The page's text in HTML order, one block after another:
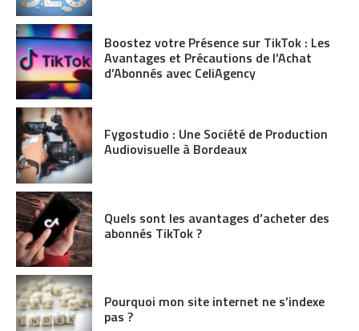
Boostez votre Présence sur TikTok : Les
Avantages et Précautions de l’Achat
d’Abonnés avec CeliAgency
Fygostudio : Une Société de Production
Audiovisuelle à Bordeaux
Quels sont les avantages d’acheter des
abonnés TikTok ?
Pourquoi mon site internet ne s’indexe
pas ?